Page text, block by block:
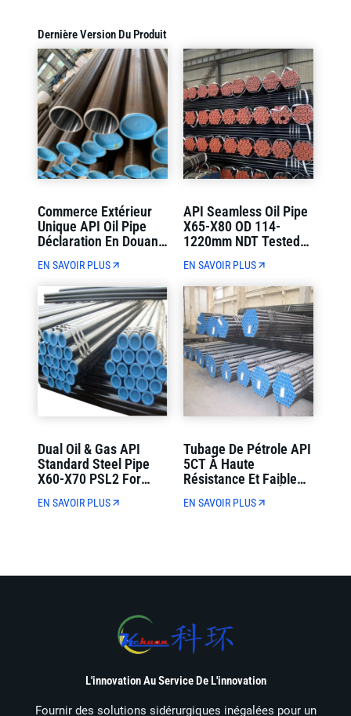
Dernière Version Du Produit
Commerce Extérieur
Unique API Oil Pipe
Déclaration En Douane
Conteneurs Livraison
Directe
EN SAVOIR PLUS
API Seamless Oil Pipe
X65-X80 OD 114-
1220mm NDT Tested
(Contrôle De Qualité
Strict)
EN SAVOIR PLUS
Dual Oil & Gas API
Standard Steel Pipe
X60-X70 PSL2 For
Transmission
EN SAVOIR PLUS
Tubage De Pétrole API
5CT À Haute
Résistance Et Faible
Paroi Pleine Pour Le
EN SAVOIR PLUS
L'innovation Au Service De L'innovation
Fournir des solutions sidérurgiques inégalées pour un